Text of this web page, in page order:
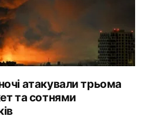
атакували трьома
та сотнями